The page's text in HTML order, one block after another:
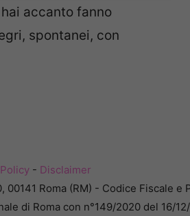
accanto fanno
spontanei, con
- Disclaimer
Roma (RM) - Codice Fiscale e
di Roma con n°149/2020 del 16/